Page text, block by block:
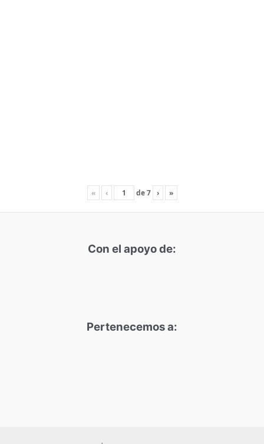
« ‹ de7 › »
Con el apoyo de:
Pertenecemos a: